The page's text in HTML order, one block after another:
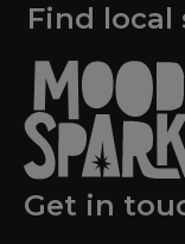
Find
Get in